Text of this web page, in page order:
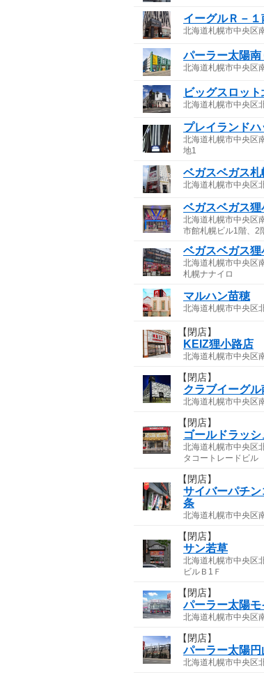
イーグルＲ－
北海道札幌市中央区
パーラー太陽南
北海道札幌市中央区
ビッグスロッ
北海道札幌市中央区
プレイランド
北海道札幌市中央区
地1
ベガスベガス札
北海道札幌市中央区
ベガスベガス
北海道札幌市中央区
市館札幌ビル1階、2
ベガスベガス狸
北海道札幌市中央区
札幌ナナイロ
マルハン苗穂
北海道札幌市中央区
【閉店】
KEIZ狸小路店
北海道札幌市中央区
【閉店】
クラブイーグ
北海道札幌市中央区
【閉店】
ゴールドラッ
北海道札幌市中央
タコートレードビ
【閉店】
サイバーパチ
条
北海道札幌市中央区
【閉店】
サン若草
北海道札幌市中央区
ビルＢ1Ｆ
【閉店】
パーラー太陽モ
北海道札幌市中央区
【閉店】
パーラー太陽円
北海道札幌市中央区